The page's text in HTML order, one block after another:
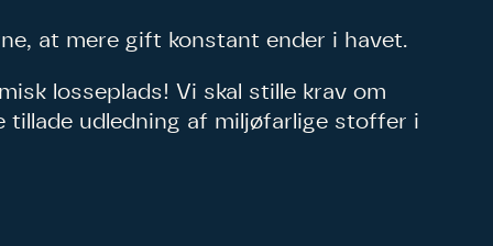
at mere gift konstant ender i havet.
losseplads! Vi skal stille krav om
tillade udledning af miljøfarlige stoffer i